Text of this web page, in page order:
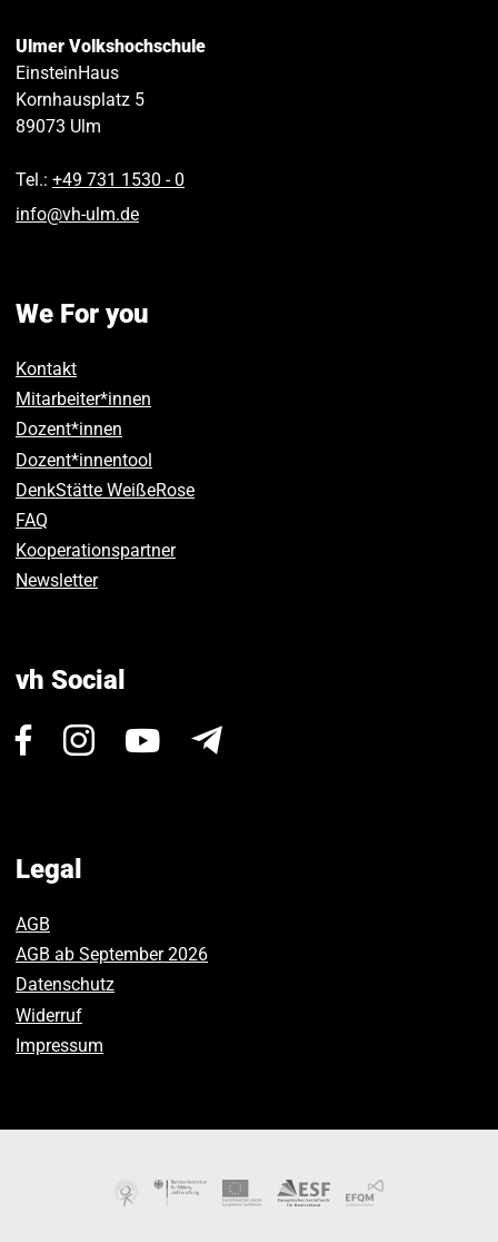
Ulmer Volkshochschule
EinsteinHaus
Kornhausplatz 5
89073 Ulm
Tel.: +49 731 1530 ‑ 0
info@vh-ulm.de
We For you
Kontakt
Mitarbeiter*innen
Dozent*innen
Dozent*innentool
DenkStätte WeißeRose
FAQ
Kooperationspartner
Newsletter
vh Social
Visit Visit
Visit
Legal
AGB
AGB ab September 2026
Datenschutz
Widerruf
Impressum